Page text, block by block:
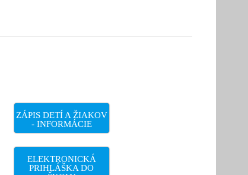
ZÁPIS DETÍ A ŽIAKOV
- INFORMÁCIE
ELEKTRONICKÁ
PRIHLÁŠKA DO